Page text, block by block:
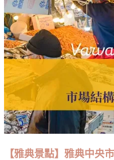
士
登
首
瓦
杜
茲
一
日
遊
略：
【雅典景點】雅典中央